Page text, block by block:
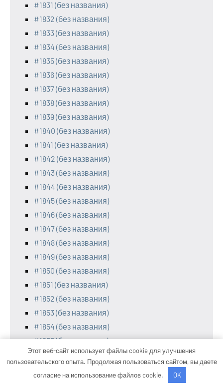
#1831 (без названия)
#1832 (без названия)
#1833 (без названия)
#1834 (без названия)
#1835 (без названия)
#1836 (без названия)
#1837 (без названия)
#1838 (без названия)
#1839 (без названия)
#1840 (без названия)
#1841 (без названия)
#1842 (без названия)
#1843 (без названия)
#1844 (без названия)
#1845 (без названия)
#1846 (без названия)
#1847 (без названия)
#1848 (без названия)
#1849 (без названия)
#1850 (без названия)
#1851 (без названия)
#1852 (без названия)
#1853 (без названия)
#1854 (без названия)
#1855 (без названия)
#1856 (без названия)
#1857 (без названия)
Этот веб-сайт использует файлы cookie для улучшения
пользовательского опыта. Продолжая пользоваться сайтом, вы даете
согласие на использование файлов cookie.
OK